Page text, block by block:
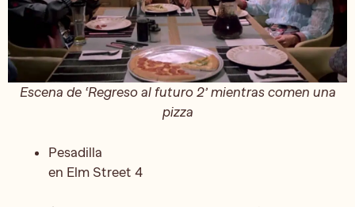
Escena de ‘Regreso al futuro 2’ mientras comen una
pizza
Pesadilla
en Elm Street 4